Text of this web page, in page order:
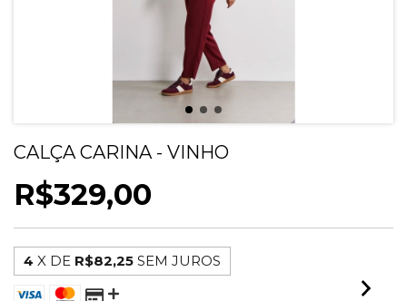
CALÇA CARINA - VINHO
R$329,00
4 X DE R$82,25 SEM JUROS